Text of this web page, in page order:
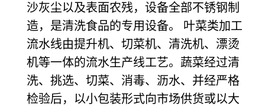
沙灰尘以及表面农残，设备全部不锈钢制
造，是清洗食品的专用设备。 叶菜类加工
流水线由提升机、切菜机、清洗机、漂烫
机等一体的流水生产线工艺。蔬菜经过清
洗、挑选、切菜、消毒、沥水、并经严格
检验后，以小包装形式向市场供货或以大